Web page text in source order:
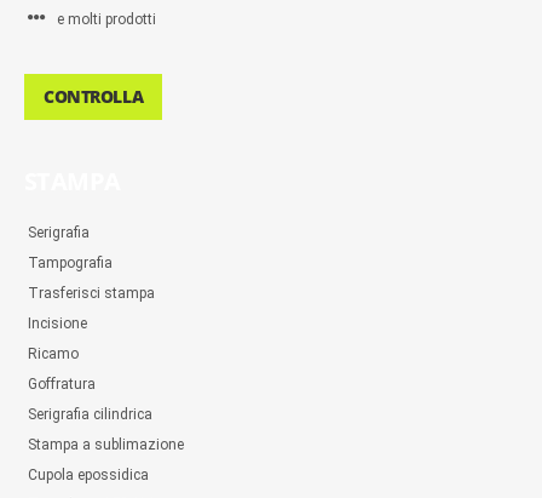
e molti prodotti
CONTROLLA
Serigrafia
Tampografia
Trasferisci stampa
Incisione
Ricamo
Goffratura
Serigrafia cilindrica
Stampa a sublimazione
Cupola epossidica